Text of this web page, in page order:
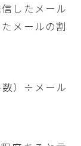
したメール
メールの割
数）÷メール